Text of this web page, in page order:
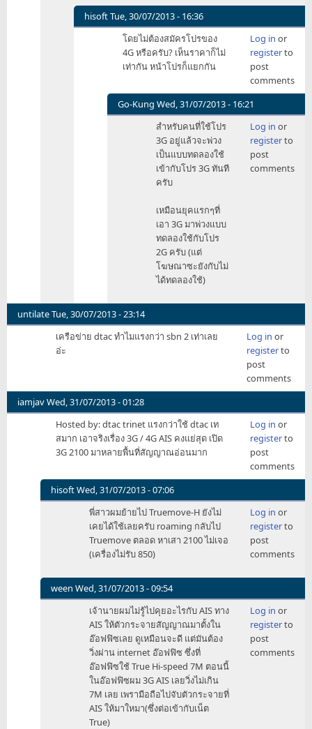
สัญลักษณ์
hisoftTue, 30/07/2013 - 16:36
In
โดยไม่ต้องสมัครโปรของ
4G หรือครับ? เห็นราคาก็ไม่
เท่ากัน หน้าโปรก็แยกกัน
Log in or
registerto
post
comments
Go-Kung Wed, 31/07/2013 - 16:21
In
สำหรับคนที่ใช้โปร
3G อยู่แล้วจะพ่วง
เป็นแบบทดลองใช้
เข้ากับโปร 3G ทันที
ครับ
เหมือนยุคแรกๆที่
เอา 3G มาพ่วงแบบ
ทดลองใช้กับโปร
2G ครับ (แต่
โฆษณาซะยังกับไม่
ได้ทดลองใช้)
Log in or
registerto
post
comments
untilateTue, 30/07/2013 - 23:14
เครือข่าย dtac ทำไมแรงกว่า sbn 2 เท่าเลย
อ่ะ
Log in or
registerto
post
comments
iamjavWed, 31/07/2013 - 01:28
Hosted by: dtac trinet แรงกว่าใช้ dtac เท
สมาก เอาจริงเรื่อง 3G / 4G AIS คงแย่สุด เปิด
3G 2100 มาหลายพื้นที่สัญญาณอ่อนมาก
Log in or
registerto
post
comments
hisoftWed, 31/07/2013 - 07:06
In
trinet
by
พี่สาวผมย้ายไป Truemove-H ยังไม่
เคยได้ใช้เลยครับ roaming กลับไป
Truemove ตลอด หาเสา 2100 ไม่เจอ
(เครื่องไม่รับ 850)
Log in or
registerto
post
comments
ween Wed, 31/07/2013 - 09:54
In
เจ้านายผมไม่รู้ไปคุยอะไรกับ AIS ทาง
AIS ให้ตัวกระจายสัญญาณมาตั้งใน
อ๊อฟฟิซเลย ดูเหมือนจะดี แต่มันต้อง
วิ่งผ่าน internet อ๊อฟฟิซ ซึ่งที่
อ๊อฟฟิซใช้ True Hi-speed 7M ตอนนี้
ในอ๊อฟฟิซผม 3G AIS เลยวิ่งไม่เกิน
7M เลย เพรามือถือไปจับตัวกระจายที่
AIS ให้มาใหมา(ซึ่งต่อเข้ากับเน็ต
True)
Log in or
registerto
post
comments